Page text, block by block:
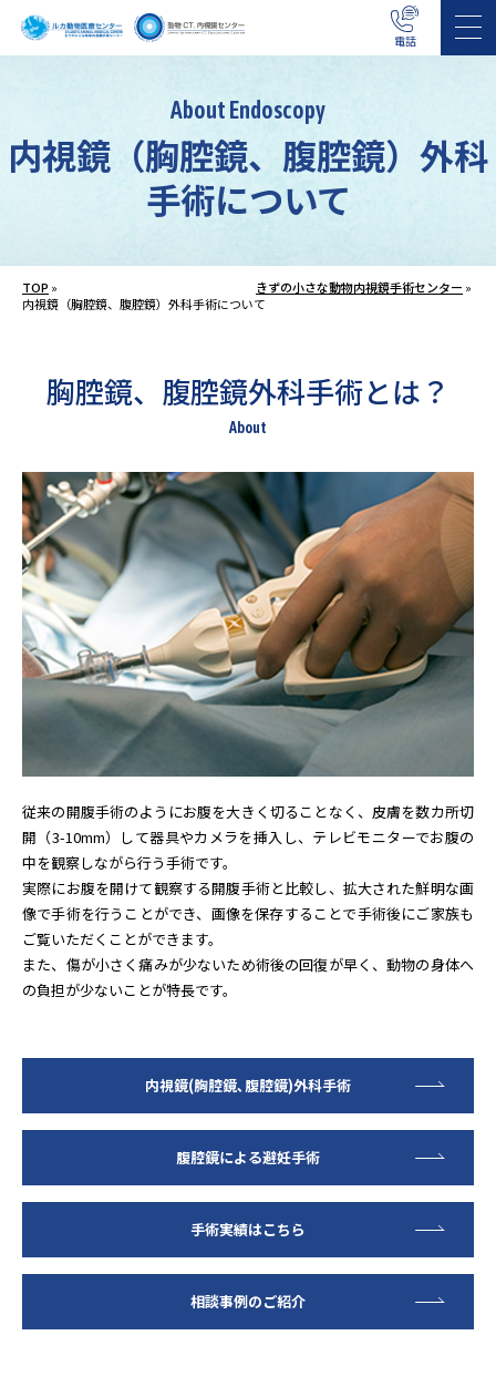
電話
About Endoscopy
内視鏡（胸腔鏡、腹腔鏡）外科
手術について
TOP » きずの小さな動物内視鏡手術センター »
内視鏡（胸腔鏡、腹腔鏡）外科手術について
胸腔鏡、腹腔鏡外科手術とは？
About
従来の開腹手術のようにお腹を大きく切ることなく、皮膚を数カ所切
開（3-10mm）して器具やカメラを挿入し、テレビモニターでお腹の
中を観察しながら行う手術です。
実際にお腹を開けて観察する開腹手術と比較し、拡大された鮮明な画
像で手術を行うことができ、画像を保存することで手術後にご家族も
ご覧いただくことができます。
また、傷が小さく痛みが少ないため術後の回復が早く、動物の身体へ
の負担が少ないことが特長です。
内視鏡(胸腔鏡､腹腔鏡)外科手術
腹腔鏡による避妊手術
手術実績はこちら
相談事例のご紹介